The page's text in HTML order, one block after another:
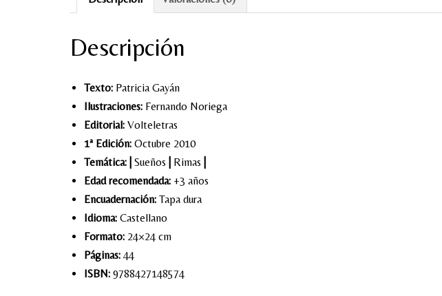
Descripción
Texto: Patricia Gayán
Ilustraciones: Fernando Noriega
Editorial: Volteletras
1ª Edición: Octubre 2010
Temática: Sueños Rimas
Edad recomendada: +3 años
Encuadernación: Tapa dura
Idioma: Castellano
Formato: 24×24 cm
Páginas: 44
ISBN: 9788427148574